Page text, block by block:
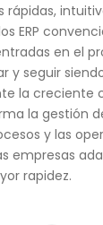
rápidas,
ERP
en el
y seguir
la creciente
la gestión
y las
empresas
rapidez.